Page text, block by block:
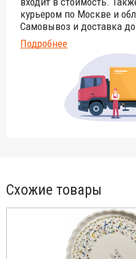
курьером по Москве и
Самовывоз и доставка
Подробнее
Схожие товары